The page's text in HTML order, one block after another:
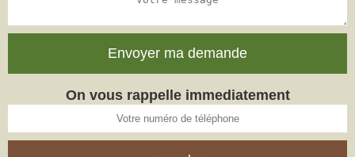
On vous rappelle immediatement